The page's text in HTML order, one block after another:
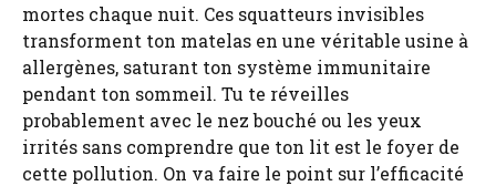
mortes chaque nuit. Ces squatteurs invisibles
transforment ton matelas en une véritable usine à
allergènes, saturant ton système immunitaire
pendant ton sommeil. Tu te réveilles
probablement avec le nez bouché ou les yeux
irrités sans comprendre que ton lit est le foyer de
cette pollution. On va faire le point sur l’efficacité